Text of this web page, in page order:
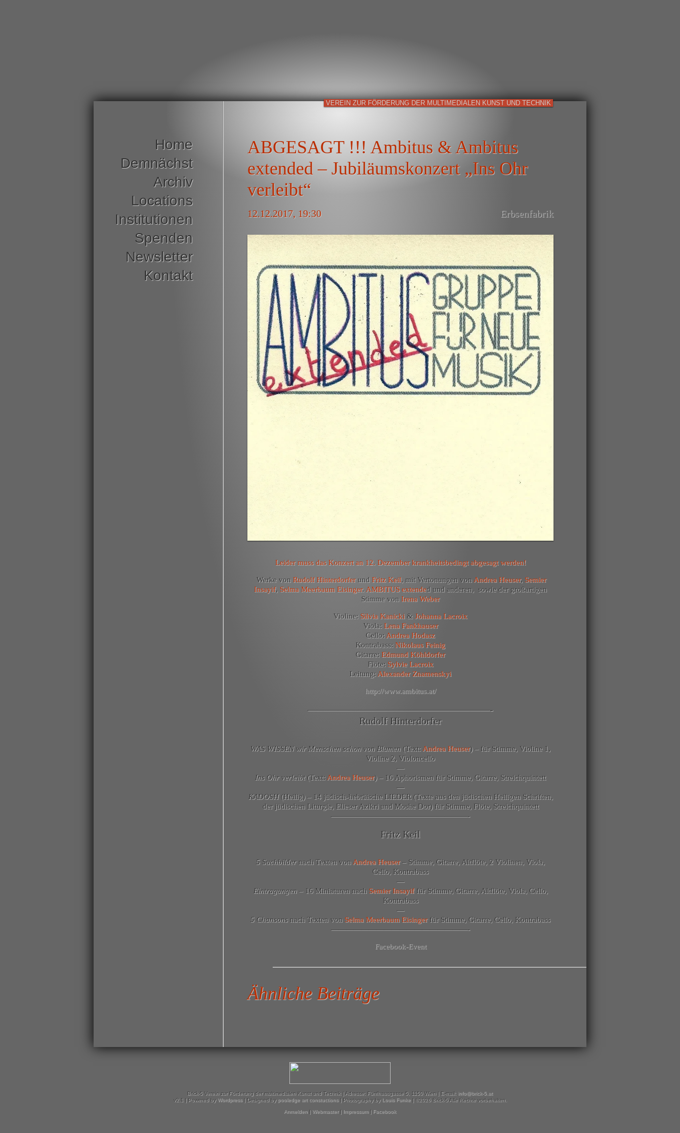
VEREIN ZUR FÖRDERUNG DER MULTIMEDIALEN KUNST UND TECHNIK
ABGESAGT !!! Ambitus & Ambitus
extended – Jubiläumskonzert „Ins Ohr
verleibt“
Erbsenfabrik
12.12.2017, 19:30
Leider muss das Konzert an 12. Dezember krankheitsbedingt abgesagt werden!
Werke von Rudolf Hinterdorferund Fritz Keil, mit Vertonungen von Andrea Heuser, Semier
Insayif, Selma Meerbaum Eisinger. AMBITUS extended und anderen, sowie der großartigen
Stimme von Irena Weber
Violine: Silvia Kanicki & Johanna Lacroix
Viola: Lena Fankhauser
Cello: Andrea Hodasz
Kontrabass: Nikolaus Feinig
Gitarre: Edmund Köhldorfer
Flöte: Sylvie Lacroix
Leitung: Alexander Znamenskyi
http://www.ambitus.at/
——————————————————-
Rudolf Hinterdorfer
WAS WISSEN wir Menschen schon von Blumen (Text: Andrea Heuser) – für Stimme, Violine 1,
Violine 2, Violoncello
—
Ins Ohr verleibt(Text: Andrea Heuser) – 16 Aphorismen für Stimme, Gitarre, Streichquintett
—
KADOSH(Heilig) – 14 jüdisch-hebräische LIEDER (Texte aus den jüdischen Heiligen Schriften,
der jüdischen Liturgie, Elieser Azikri und Moshe Dor) für Stimme, Flöte, Streichquintett
——————————————————-
Fritz Keil
5 Suchbildernach Texten von Andrea Heuser– Stimme, Gitarre, Altflöte, 2 Violinen, Viola,
Cello, Kontrabass
—
Eintragungen– 16 Miniaturen nach Semier Insayiffür Stimme, Gitarre, Altflöte, Viola, Cello,
Kontrabass
—
5 Chansonsnach Texten von Selma Meerbaum Eisingerfür Stimme, Gitarre, Cello, Kontrabass
——————————————————-
Facebook-Event
Ähnliche Beiträge
Home
Demnächst
Archiv
Locations
Institutionen
Spenden
Newsletter
Kontakt
Brick-5 Verein zur Förderung der multimedialen Kunst und Technik | Adresse: Fünfhausgasse 5, 1150 Wien | E-mail: info@brick-5.at
v2.1 | Powered by Wordpress| Designed by pooledge art constuctions| Photography by Louis Funke| ©2026 Brick-5 Alle Rechte vorbehalten.
Anmelden | Webmaster| Impressum| Facebook